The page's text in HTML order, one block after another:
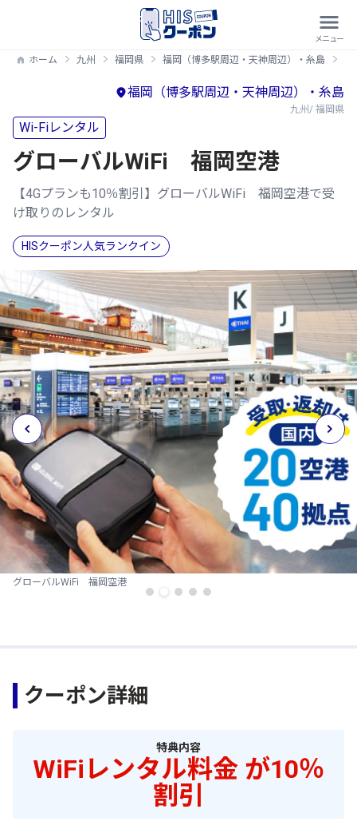
ホーム 九州 福岡県 福岡（博多駅周辺・天神周辺）・糸島
福岡（博多駅周辺・天神周辺）・糸島
九州/ 福岡県
Wi-Fiレンタル
グローバルWiFi 福岡空港
【4Gプランも10％割引】グローバルWiFi 福岡空港で受
け取りのレンタル
HISクーポン人気ランクイン
グローバルWiFi 福岡空港
クーポン詳細
特典内容
WiFiレンタル料金 が10％
割引